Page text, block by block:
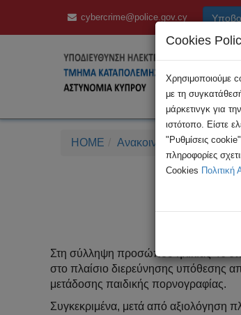
cybercrime@police.gov.cy
HOME Ανακοινώσεις
Στη σύλληψη προσώπου ηλικίας 46
στο πλαίσιο διερεύνησης υπόθεσης
μετάδοσης παιδικής πορνογραφίας.
Συγκεκριμένα, μετά από αξιολόγηση
Cookies
Χρησιμοποιούμε
με τη
μάρκετινγκ για
ιστότοπο. Είστε
"Ρυθμίσεις
πληροφορίες
Cookies